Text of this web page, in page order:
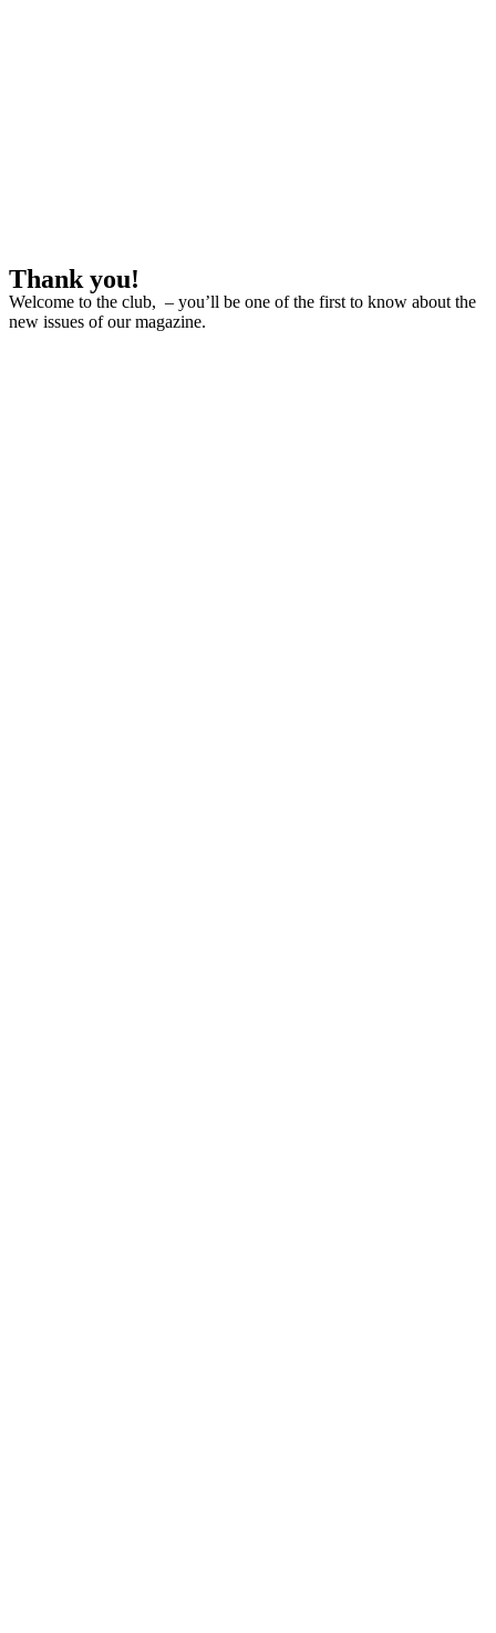
Thank you!
Welcome to the club, – you’ll be one of the first to know about the
new issues of our magazine.